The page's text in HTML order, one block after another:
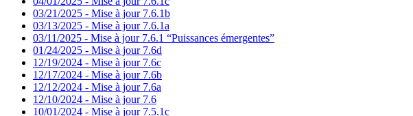
03/21/2025 - Mise à jour 7.6.1b
03/13/2025 - Mise à jour 7.6.1a
03/11/2025 - Mise à jour 7.6.1 “Puissances émergentes”
01/24/2025 - Mise à jour 7.6d
12/19/2024 - Mise à jour 7.6c
12/17/2024 - Mise à jour 7.6b
12/12/2024 - Mise à jour 7.6a
12/10/2024 - Mise à jour 7.6
10/01/2024 - Mise à jour 7.5.1c